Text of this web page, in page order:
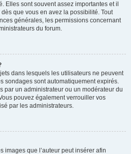
Elles sont souvent assez importantes et il
que vous en avez la possibilité. Tout
générales, les permissions concernant
du forum.
dans lesquels les utilisateurs ne peuvent
sondages sont automatiquement expirés.
par un administrateur ou un modérateur du
pouvez également verrouiller vos
par les administrateurs.
images que l’auteur peut insérer afin